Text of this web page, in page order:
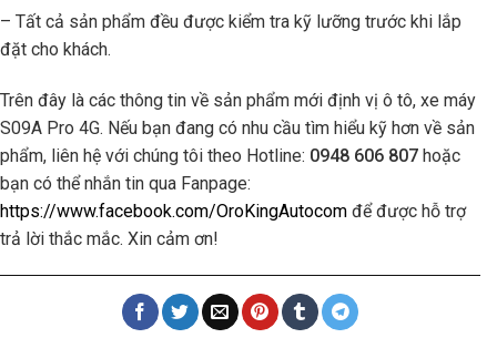
– Tất cả sản phẩm đều được kiểm tra kỹ lưỡng trước khi lắp
đặt cho khách.
Trên đây là các thông tin về sản phẩm mới định vị ô tô, xe máy
S09A Pro 4G. Nếu bạn đang có nhu cầu tìm hiểu kỹ hơn về sản
phẩm, liên hệ với chúng tôi theo Hotline: 0948 606 807 hoặc
bạn có thể nhắn tin qua Fanpage:
https://www.facebook.com/OroKingAutocom để được hỗ trợ
trả lời thắc mắc. Xin cảm ơn!